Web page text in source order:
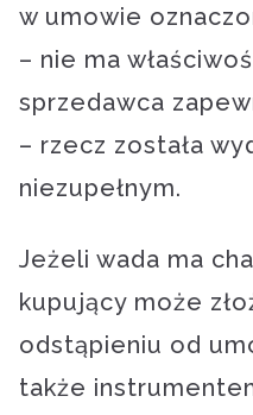
w umowie
– nie ma
sprzedawca
– rzecz została
niezupełnym.
Jeżeli wada ma
kupujący może
odstąpieniu od
także